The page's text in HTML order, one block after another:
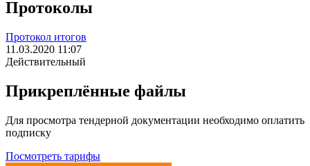
Протоколы
Протокол итогов
11.03.2020 11:07
Действительный
Прикреплённые файлы
Для просмотра тендерной документации необходимо оплатить
подписку
Посмотреть тарифы